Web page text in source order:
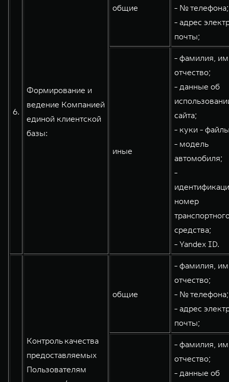
6.
Формирование и
ведение Компанией
единой клиентской
базы:
общие
- № телефона;
- адрес
почты;
иные
- фамилия,
отчество;
- данные об
сайта;
- куки -
- модель
автомобиля;
-
номер
средства;
- Yandex ID.
Контроль качества
предоставляемых
Пользователям
общие
- фамилия,
отчество;
- № телефона;
- адрес
почты;
- фамилия,
отчество;
- данные об